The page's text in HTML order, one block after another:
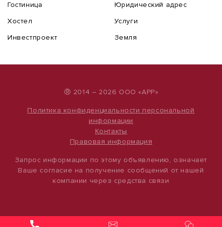
Гостиница
Хостел
Инвестпроект
Юридический адрес
Услуги
Земля
® 2014 – 2026 ООО «АРР»
Политика конфиденциальности персональной
информации
Контакты
Правовая информация
Запрос информации по этому объявлению, означает
Ваше согласие на получение сообщений от нашей
компании через средства связи